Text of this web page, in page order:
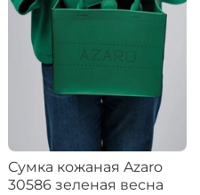
Сумка кожаная Azaro
30586 зеленая весна